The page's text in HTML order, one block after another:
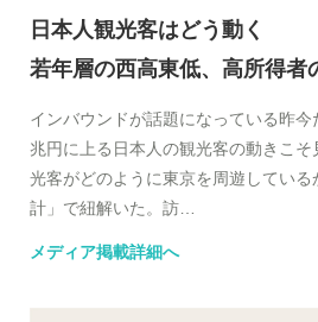
日本人観光客はどう動く
若年層の西高東低、高所得者
インバウンドが話題になっている昨
兆円に上る日本人の観光客の動きこそ
光客がどのように東京を周遊してい
計」で紐解いた。訪…
メディア掲載詳細へ